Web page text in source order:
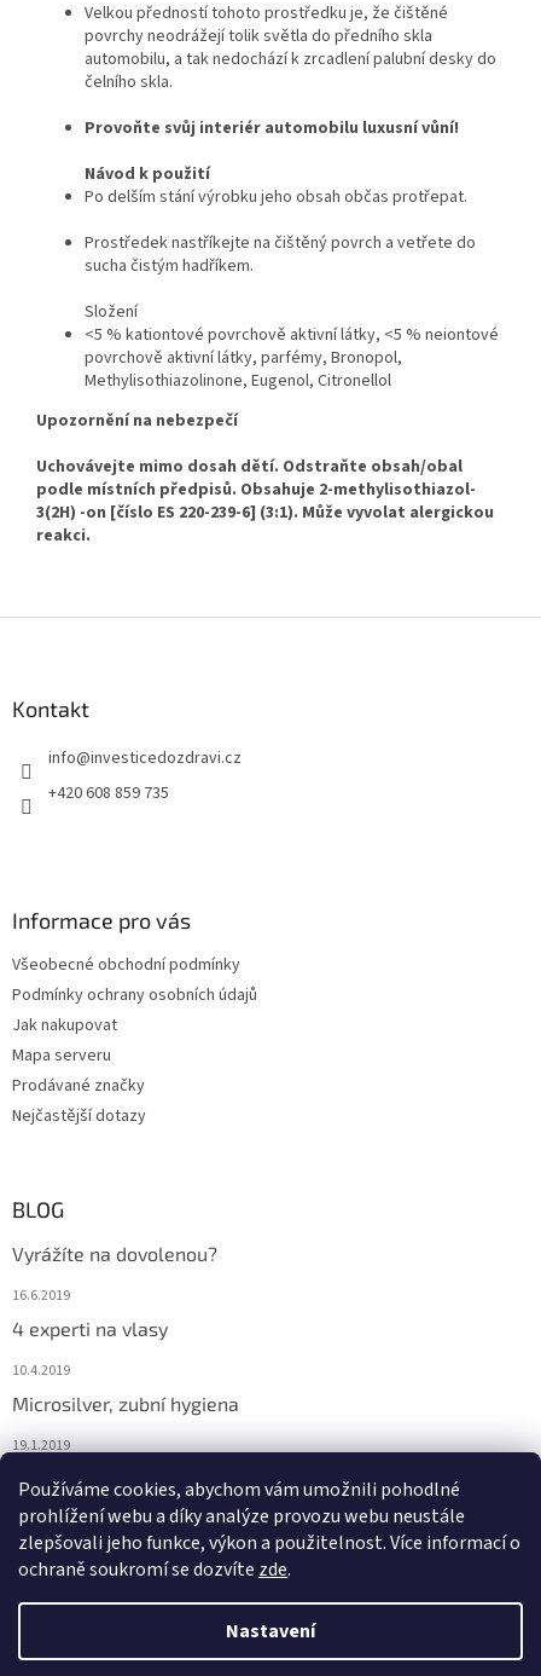
Používáme cookies, abychom vám umožnili pohodlné
prohlížení webu a díky analýze provozu webu neustále
zlepšovali jeho funkce, výkon a použitelnost. Více informací o
ochraně soukromí se dozvíte zde.
Nastavení
Velkou předností tohoto prostředku je, že čištěné
povrchy neodrážejí tolik světla do předního skla
automobilu, a tak nedochází k zrcadlení palubní desky do
čelního skla.
Provoňte svůj interiér automobilu luxusní vůní!
Návod k použití
Po delším stání výrobku jeho obsah občas protřepat.
Prostředek nastříkejte na čištěný povrch a vetřete do
sucha čistým hadříkem.
Složení
<5 % kationtové povrchově aktivní látky, <5 % neiontové
povrchově aktivní látky, parfémy, Bronopol,
Methylisothiazolinone, Eugenol, Citronellol
Upozornění na nebezpečí
Uchovávejte mimo dosah dětí. Odstraňte obsah/obal
podle místních předpisů. Obsahuje 2-methylisothiazol-
3(2H) -on [číslo ES 220-239-6] (3:1). Může vyvolat alergickou
reakci.
Kontakt
info@investicedozdravi.cz
+420 608 859 735
Informace pro vás
Všeobecné obchodní podmínky
Podmínky ochrany osobních údajů
Jak nakupovat
Mapa serveru
Prodávané značky
Nejčastější dotazy
BLOG
Vyrážíte na dovolenou?
16.6.2019
4 experti na vlasy
10.4.2019
Microsilver, zubní hygiena
19.1.2019
Nemáte překyselený organismus?
12.1.2019